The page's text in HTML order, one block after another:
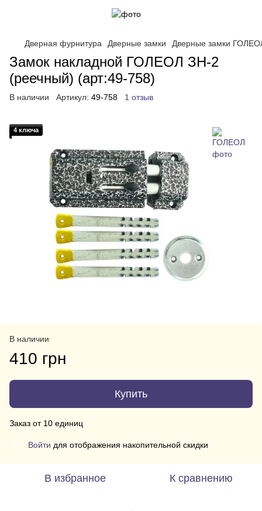
Дверная фурнитура Дверные замки Дверные замки
Замок накладной ГОЛЕОЛ ЗН-2
(реечный) (арт:49-758)
В наличии Артикул: 49-758 1 отзыв
4 ключа
В наличии
410 грн
Купить
Заказ от 10 единиц
Войти для отображения накопительной скидки
В избранное К сравнению